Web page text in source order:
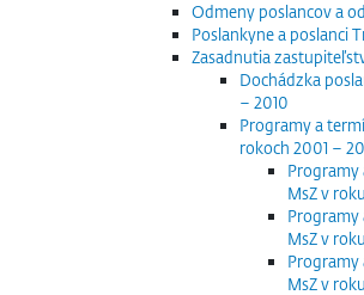
Odmeny poslancov a
Poslankyne a poslanci
Zasadnutia
Dochádzka
– 2010
Programy a
rokoch 2001 –
Programy
MsZ v
Programy
MsZ v
Programy
MsZ v